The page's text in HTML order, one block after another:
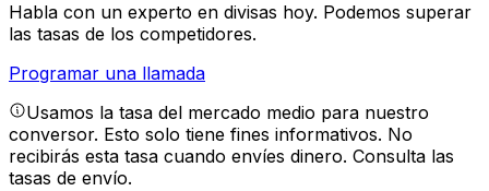
Habla con un experto en divisas hoy. Podemos superar
las tasas de los competidores.
Programar una llamada
Usamos la tasa del mercado medio para nuestro
conversor. Esto solo tiene fines informativos. No
recibirás esta tasa cuando envíes dinero. Consulta las
tasas de envío.